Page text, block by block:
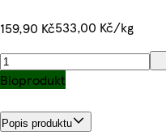
159,90 Kč533,00 Kč/kg
Bioprodukt
Popis produktu